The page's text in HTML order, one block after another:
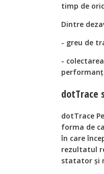
timp de
Dintre
- greu de
-
dotTrace
dotTrace
forma de
în care
rezultatul
statator şi